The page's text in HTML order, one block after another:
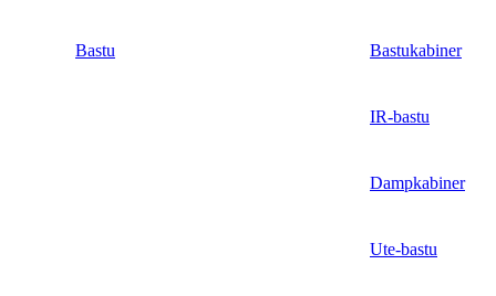
Bastu Bastukabiner
IR-bastu
Dampkabiner
Ute-bastu